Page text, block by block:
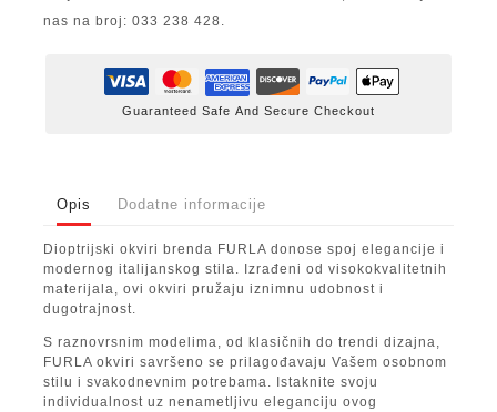
nas na broj: 033 238 428.
Guaranteed Safe And Secure Checkout
Opis Dodatne informacije
Dioptrijski okviri brenda FURLA donose spoj elegancije i
modernog italijanskog stila. Izrađeni od visokokvalitetnih
materijala, ovi okviri pružaju iznimnu udobnost i
dugotrajnost.
S raznovrsnim modelima, od klasičnih do trendi dizajna,
FURLA okviri savršeno se prilagođavaju Vašem osobnom
stilu i svakodnevnim potrebama. Istaknite svoju
individualnost uz nenametljivu eleganciju ovog